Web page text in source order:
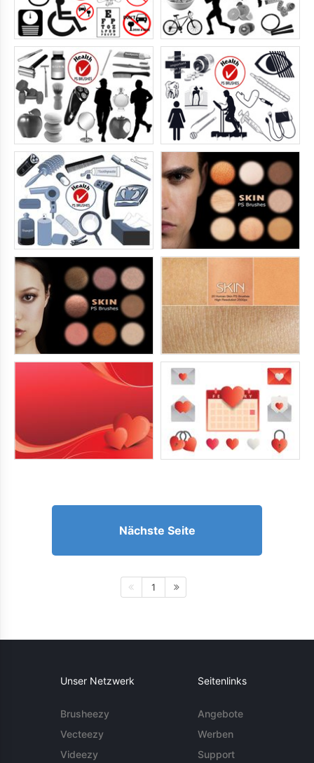
Nächste Seite
1
Unser Netzwerk
Brusheezy
Vecteezy
Videezy
Seitenlinks
Angebote
Werben
Support